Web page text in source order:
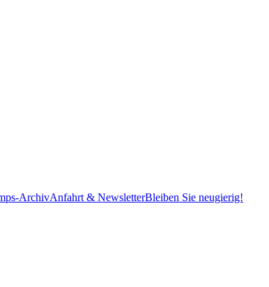
ArchivAnfahrt & NewsletterBleiben Sie neugierig!